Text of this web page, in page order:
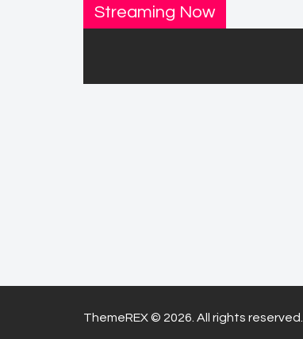
Streaming Now
ThemeREX © 2026. All rights reserved.